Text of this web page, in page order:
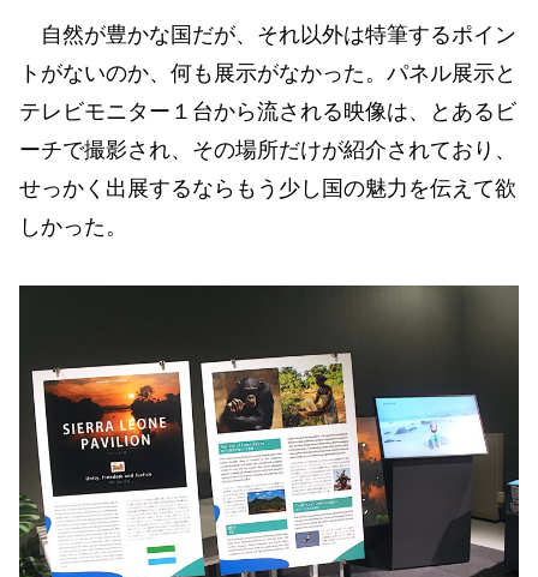
自然が豊かな国だが、それ以外は特筆するポイン
トがないのか、何も展示がなかった。パネル展示と
テレビモニター１台から流される映像は、とあるビ
ーチで撮影され、その場所だけが紹介されており、
せっかく出展するならもう少し国の魅力を伝えて欲
しかった。